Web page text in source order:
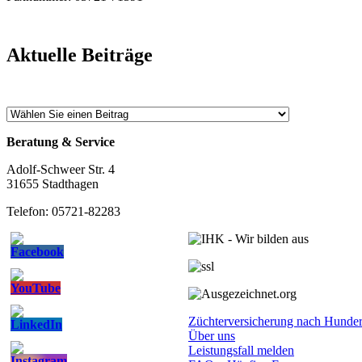
Aktuelle Beiträge
Beratung & Service
Adolf-Schweer Str. 4
31655 Stadthagen
Telefon: 05721-82283
Züchterversicherung nach
Über uns
Leistungsfall melden